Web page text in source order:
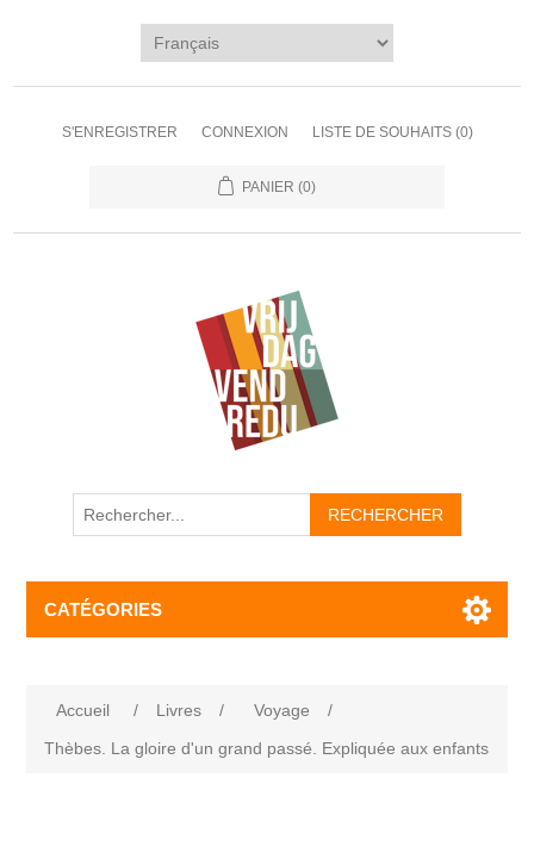
S'ENREGISTRER CONNEXION LISTE DE SOUHAITS (0)
PANIER (0)
CATÉGORIES
Accueil / Livres / Voyage
/
Thèbes. La gloire d'un grand passé. Expliquée aux enfants